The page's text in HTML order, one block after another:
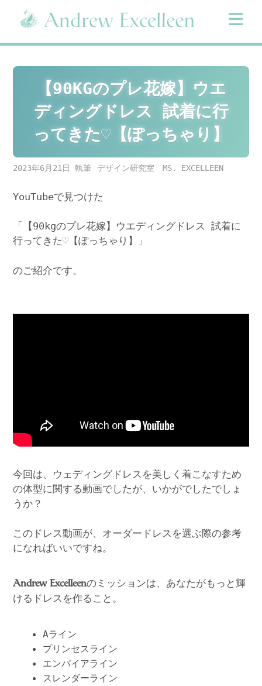
content
【90KGのプレ花嫁】ウエ
ディングドレス 試着に行
ってきた♡【ぽっちゃり】
2023年6月21日 デザイン研究室 MS. EXCELLEEN
YouTubeで見つけた
「【90kgのプレ花嫁】ウエディングドレス 試着に
行ってきた♡【ぽっちゃり】」
のご紹介です。
今回は、ウェディングドレスを美しく着こなすため
の体型に関する動画でしたが、いかがでしたでしょ
うか？
このドレス動画が、オーダードレスを選ぶ際の参考
になればいいですね。
Andrew Excelleenのミッションは、あなたがもっと輝
けるドレスを作ること。
Aライン
プリンセスライン
エンパイアライン
スレンダーライン